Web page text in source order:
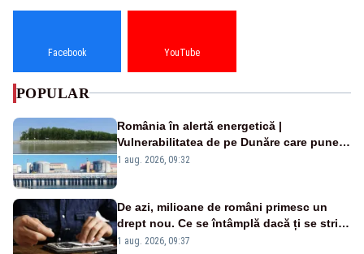
Facebook YouTube
POPULAR
România în alertă energetică |
Vulnerabilitatea de pe Dunăre care pune
în pericol Centrala Cernavodă era
1 aug. 2026, 09:32
De azi, milioane de români primesc un
drept nou. Ce se întâmplă dacă ți se strică
un produs
1 aug. 2026, 09:37